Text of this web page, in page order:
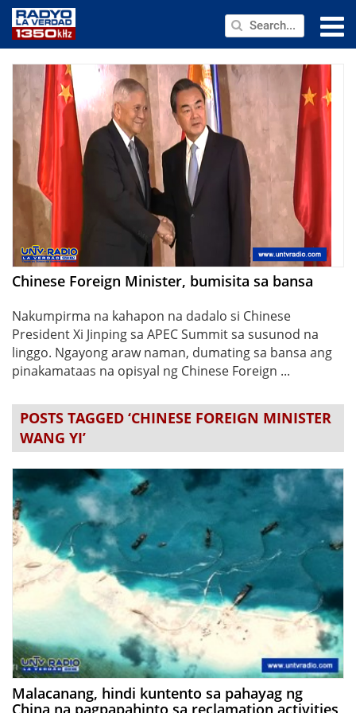
PUBLIC SERVICE
ANNOUNCEMENTS
PROGRAMS
ABOUT
CONTACT US
Chinese Foreign Minister, bumisita sa bansa
Nakumpirma na kahapon na dadalo si Chinese
President Xi Jinping sa APEC Summit sa susunod na
linggo. Ngayong araw naman, dumating sa bansa ang
pinakamataas na opisyal ng Chinese Foreign ...
POSTS TAGGED ‘CHINESE FOREIGN MINISTER
WANG YI’
Malacanang, hindi kuntento sa pahayag ng